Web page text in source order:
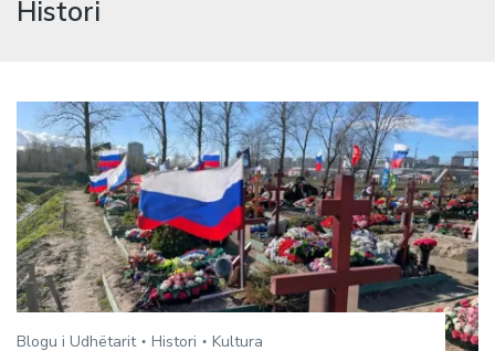
Blogu i ShqiperiaCom
Histori
Blogu i Udhëtarit Histori Kultura